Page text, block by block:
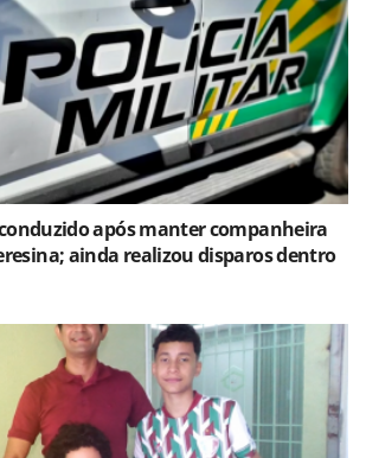
após manter companheira
ainda realizou disparos dentro